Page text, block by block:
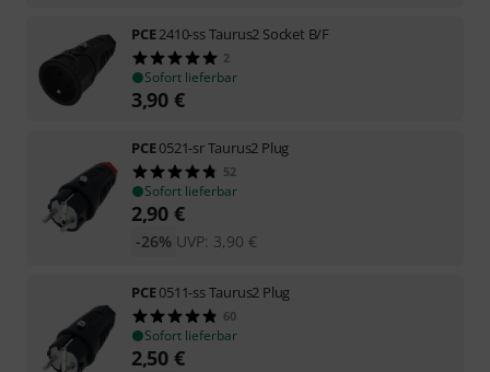
PCE2410-ss Taurus2 Socket B/F
2
Sofort lieferbar
3,90 €
PCE0521-sr Taurus2 Plug
52
Sofort lieferbar
2,90 €
UVP: 3,90 €
-26%
PCE0511-ss Taurus2 Plug
60
Sofort lieferbar
2,50 €